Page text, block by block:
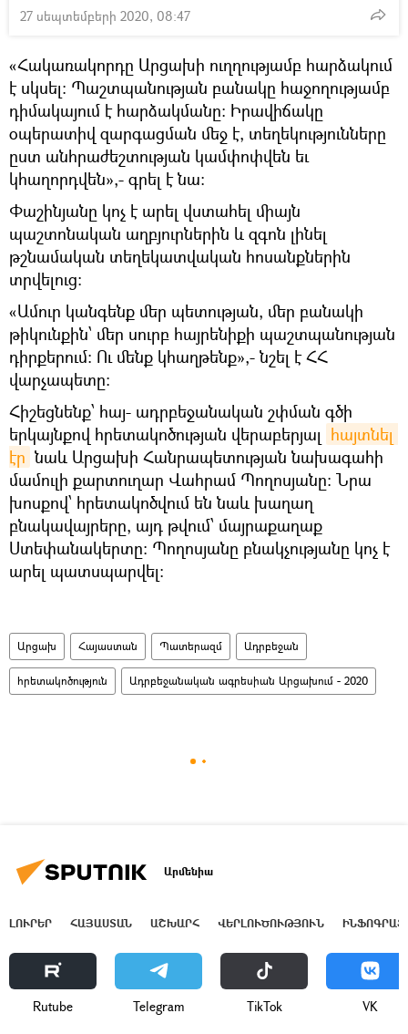
27 սեպտեմբերի 2020, 08:47
«Հակառակորդը Արցախի ուղղությամբ հարձակում
է սկսել։ Պաշտպանության բանակը հաջողությամբ
դիմակայում է հարձակմանը։ Իրավիճակը
օպերատիվ զարգացման մեջ է, տեղեկությունները
ըստ անհրաժեշտության կամփոփվեն եւ
կհաղորդվեն»,- գրել է նա։
Փաշինյանը կոչ է արել վստահել միայն
պաշտոնական աղբյուրներին և զգոն լինել
թշնամական տեղեկատվական հոսանքներին
տրվելուց։
«Ամուր կանգենք մեր պետության, մեր բանակի
թիկունքին՝ մեր սուրբ հայրենիքի պաշտպանության
դիրքերում։ Ու մենք կհաղթենք»,- նշել է ՀՀ
վարչապետը։
Հիշեցնենք՝ հայ- ադրբեջանական շփման գծի
երկայնքով հրետակոծության վերաբերյալ հայտնել
էր նաև Արցախի Հանրապետության նախագահի
մամուլի քարտուղար Վահրամ Պողոսյանը: Նրա
խոսքով՝ հրետակոծվում են նաև խաղաղ
բնակավայրերը, այդ թվում՝ մայրաքաղաք
Ստեփանակերտը: Պողոսյանը բնակչությանը կոչ է
արել պատսպարվել:
Արցախ Հայաստան Պատերազմ Ադրբեջան
հրետակոծություն Ադրբեջանական ագրեսիան Արցախում - 2020
Արմենիա
ԼՈՒՐԵՐ ՀԱՅԱՍՏԱՆ ԱՇԽԱՐՀ ՎԵՐԼՈՒԾՈՒԹՅՈՒՆ
Rutube Telegram ТikТоk VK